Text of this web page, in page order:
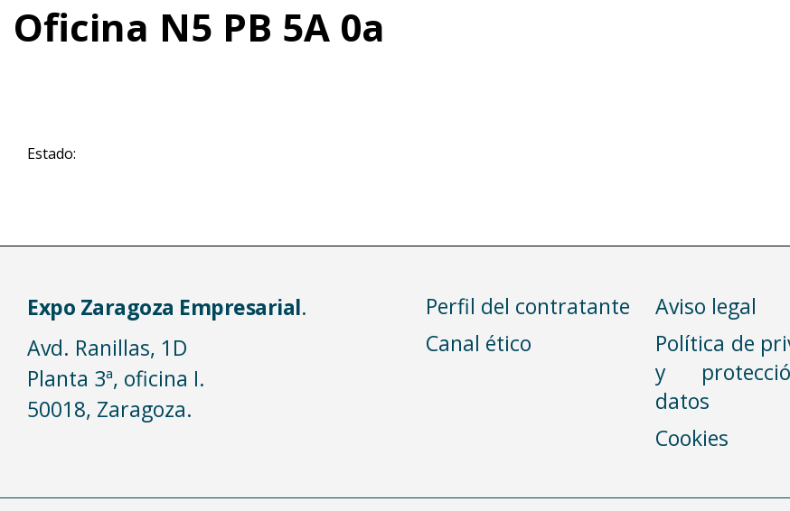
Oficina N5 PB 5A 0a
Estado:
Expo Zaragoza Empresarial.
Avd. Ranillas, 1D
Planta 3ª, oficina I.
50018, Zaragoza.
Perfil del contratante
Canal ético
Aviso legal
Política de
y
datos
Cookies